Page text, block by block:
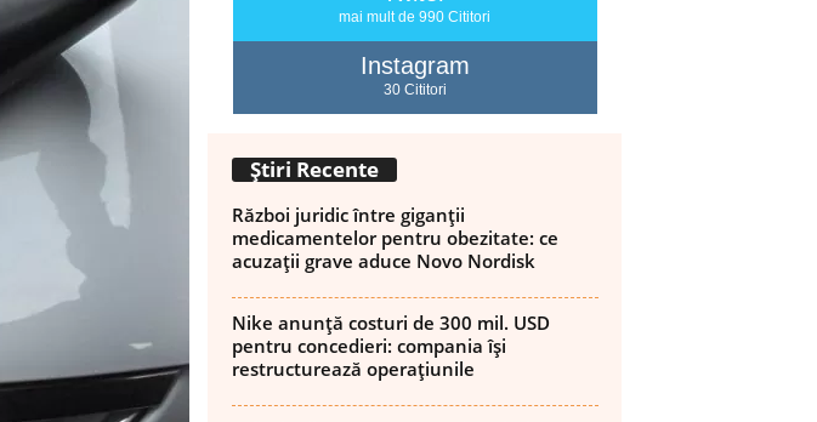
mai mult de 990 Cititori
Instagram
30 Cititori
Știri Recente
Război juridic între giganții
medicamentelor pentru obezitate: ce
acuzații grave aduce Novo Nordisk
Nike anunță costuri de 300 mil. USD
pentru concedieri: compania își
restructurează operațiunile